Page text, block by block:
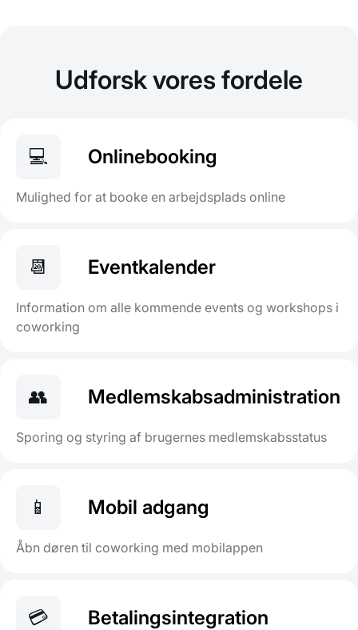
Udforsk vores fordele
💻 Onlinebooking
Mulighed for at booke en arbejdsplads online
📆 Eventkalender
Information om alle kommende events og workshops i
coworking
👥 Medlemskabsadministration
Sporing og styring af brugernes medlemskabsstatus
📱 Mobil adgang
Åbn døren til coworking med mobilappen
💳 Betalingsintegration